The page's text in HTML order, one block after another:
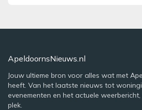
ApeldoornsNieuws.nl
Jouw ultieme bron voor alles wat met
heeft. Van het laatste nieuws tot
evenementen en het actuele
plek.